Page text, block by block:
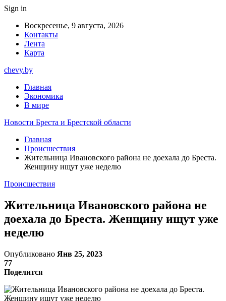
Sign in
Воскресенье, 9 августа, 2026
Контакты
Лента
Карта
chevy.by
Главная
Экономика
В мире
Новости Бреста и Брестской области
Главная
Происшествия
Жительница Ивановского района не доехала до Бреста.
Женщину ищут уже неделю
Происшествия
Жительница Ивановского района не
доехала до Бреста. Женщину ищут уже
неделю
Опубликовано Янв 25, 2023
77
Поделится